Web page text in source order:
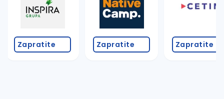
Zapratite Zapratite Zapratite